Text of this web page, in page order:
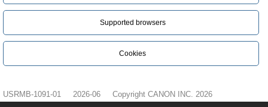
Supported browsers
Cookies
USRMB-1091-01 2026-06 Copyright CANON INC. 2026